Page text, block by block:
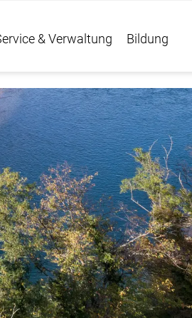
& Verwaltung Bildung